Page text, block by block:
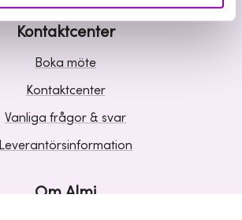
Kontaktcenter
Boka möte
Kontaktcenter
Vanliga frågor & svar
Leverantörsinformation
Om Almi